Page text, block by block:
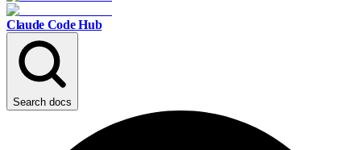
Claude Code Hub
Search docs